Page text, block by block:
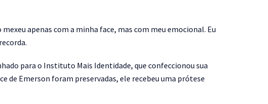
apenas com a minha face, mas com meu emocional. Eu
para o Instituto Mais Identidade, que confeccionou sua
de Emerson foram preservadas, ele recebeu uma prótese